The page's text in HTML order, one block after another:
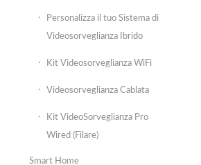
Personalizza il tuo Sistema di
Videosorveglianza Ibrido
Kit Videosorveglianza WiFi
Videosorveglianza Cablata
Kit VideoSorveglianza Pro
Wired (Filare)
Smart Home